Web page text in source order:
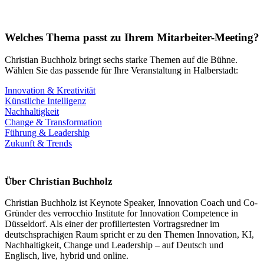
Welches Thema passt zu Ihrem Mitarbeiter-Meeting?
Christian Buchholz bringt sechs starke Themen auf die Bühne.
Wählen Sie das passende für Ihre Veranstaltung in Halberstadt:
Innovation & Kreativität
Künstliche Intelligenz
Nachhaltigkeit
Change & Transformation
Führung & Leadership
Zukunft & Trends
Über Christian Buchholz
Christian Buchholz ist Keynote Speaker, Innovation Coach und Co-
Gründer des verrocchio Institute for Innovation Competence in
Düsseldorf. Als einer der profiliertesten Vortragsredner im
deutschsprachigen Raum spricht er zu den Themen Innovation, KI,
Nachhaltigkeit, Change und Leadership – auf Deutsch und
Englisch, live, hybrid und online.